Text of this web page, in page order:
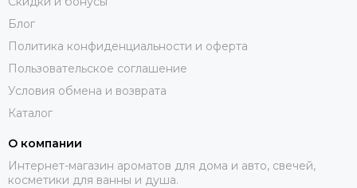
Блог
Политика конфиденциальности и оферта
Пользовательское соглашение
Условия обмена и возврата
Каталог
О компании
Интернет-магазин ароматов для дома и авто, свечей,
косметики для ванны и душа.